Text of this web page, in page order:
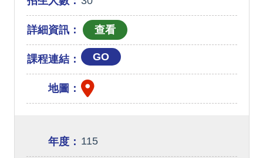
詳細資訊：
課程連結： GO
地圖：
年度： 115